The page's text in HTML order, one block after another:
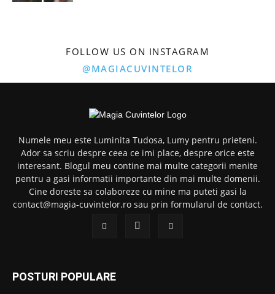
FOLLOW US ON INSTAGRAM
@MAGIACUVINTELOR
Numele meu este Luminita Tudosa, Lumy pentru prieteni.
Ador sa scriu despre ceea ce imi place, despre orice este
interesant. Blogul meu contine mai multe categorii menite
pentru a gasi informatii importante din mai multe domenii.
Cine doreste sa colaboreze cu mine ma puteti gasi la
contact@magia-cuvintelor.ro sau prin formularul de contact.
POSTURI POPULARE